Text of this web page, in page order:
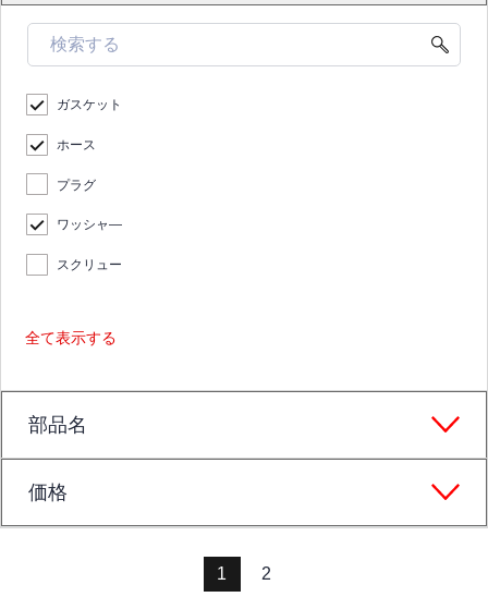
ガスケット
ホース
プラグ
ワッシャ―
スクリュー
全て表示する
部品名
価格
1 2